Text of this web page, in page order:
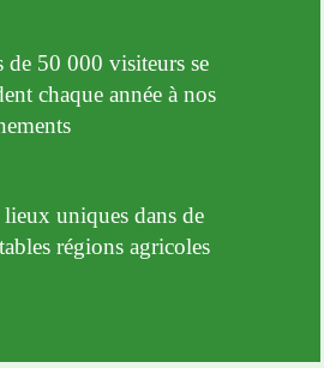
de 50 000 visiteurs se
chaque année à nos
lieux uniques dans de
régions agricoles